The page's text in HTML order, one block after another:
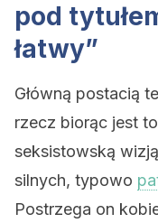
pod
łatwy”
Główną postacią
rzecz biorąc jest
seksistowską
silnych, typowo
Postrzega on